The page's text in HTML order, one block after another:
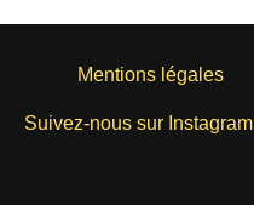
Mentions légales
Suivez-nous sur Instagram